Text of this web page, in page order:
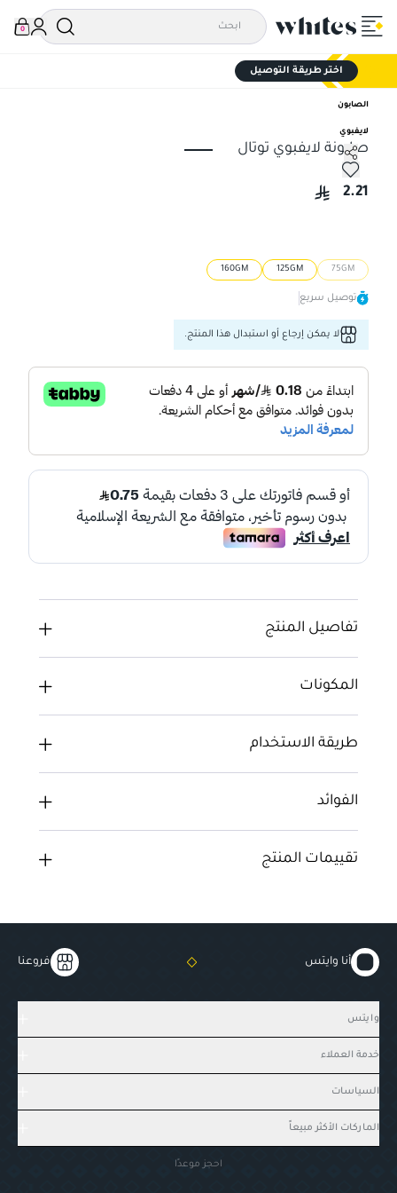
0
اختر طريقة التوصيل
الصابون
لايفبوي
صابونة لايفبوي توتال
صابونة لايفبوي توتال
2.21
75GM
125GM
160GM
توصيل سريع
لا يمكن إرجاع أو استبدال هذا المنتج.
تفاصيل المنتج
المكونات
طريقة الاستخدام
الفوائد
تقييمات المنتج
أنا وايتس فروعنا
وايتس
خدمة العملاء
السياسات
الماركات الأكثر مبيعاً
احجز موعدًا